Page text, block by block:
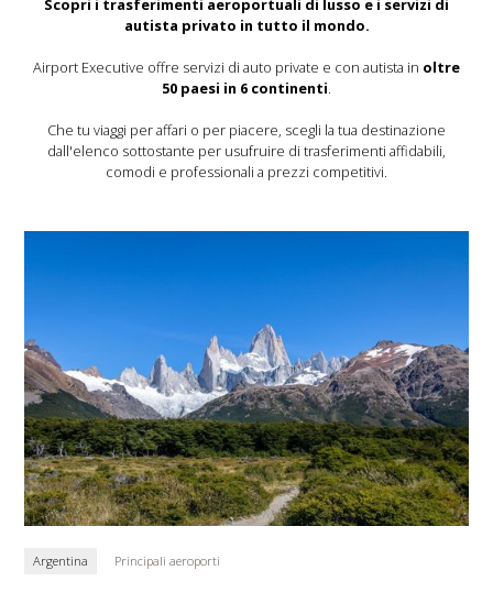
Scopri i trasferimenti aeroportuali di lusso e i servizi di
autista privato in tutto il mondo.
Airport Executive offre servizi di auto private e con autista in oltre
50 paesi in 6 continenti.
Che tu viaggi per affari o per piacere, scegli la tua destinazione
dall'elenco sottostante per usufruire di trasferimenti affidabili,
comodi e professionali a prezzi competitivi.
Argentina Principali aeroporti